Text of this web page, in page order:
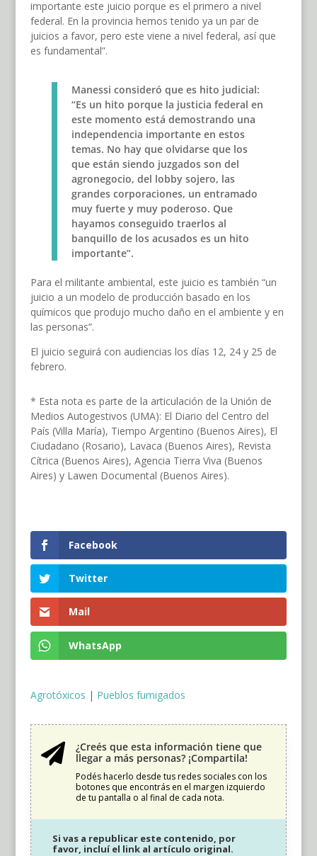
importante este juicio porque es el primero a nivel
federal. En la provincia hemos tenido ya un par de
juicios a favor, pero este viene a nivel federal, así que
es fundamental”.
Manessi consideró que es hito judicial:
“Es un hito porque la justicia federal en
este momento está demostrando una
independencia importante en estos
temas. No hay que olvidarse que los
que están siendo juzgados son del
agronegocio, del lobby sojero, las
grandes corporaciones, un entramado
muy fuerte y muy poderoso. Que
hayamos conseguido traerlos al
banquillo de los acusados es un hito
importante”.
Para el militante ambiental, este juicio es también “un
juicio a un modelo de producción basado en los
químicos que produjo mucho daño en el ambiente y en
las personas”.
El juicio seguirá con audiencias los días 12, 24 y 25 de
febrero.
* Esta nota es parte de la articulación de la Unión de
Medios Autogestivos (UMA): El Diario del Centro del
País (Villa María), Tiempo Argentino (Buenos Aires), El
Ciudadano (Rosario), Lavaca (Buenos Aires), Revista
Cítrica (Buenos Aires), Agencia Tierra Viva (Buenos
Aires) y Lawen Documental (Buenos Aires).
Facebook
Twitter
Mail
WhatsApp
Agrotóxicos | Pueblos fumigados

¿Creés que esta información tiene que
llegar a más personas? ¡Compartila!
Podés hacerlo desde tus redes sociales con los
botones que encontrás en el margen izquierdo
de tu pantalla o al final de cada nota.
Si vas a republicar este contenido, por
favor, incluí el link al artículo original.